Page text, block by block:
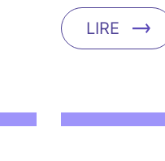
LIRE